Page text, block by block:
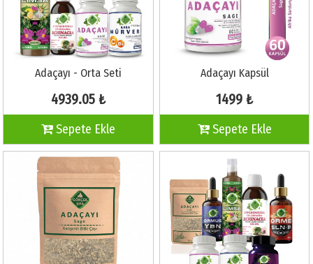
Adaçayı - Orta Seti
4939.05 ₺
Sepete Ekle
Adaçayı Kapsül
1499 ₺
Sepete Ekle